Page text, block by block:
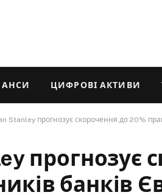
ЦИФРОВІ АКТИВИ
Stanley прогнозує скорочення до 20%
прогнозує
банків